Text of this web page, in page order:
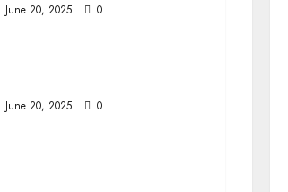
June 20, 2025 0
June 20, 2025 0